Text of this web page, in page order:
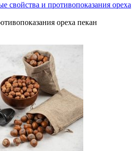
свойства и противопоказания ореха
ореха пекан